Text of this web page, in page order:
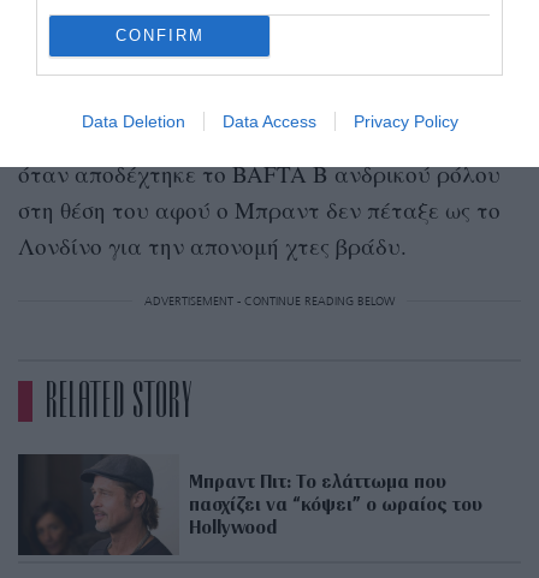
CONFIRM
Data Deletion Data Access Privacy Policy
3. “Γεια σου Βρετανία! Άκουσα πως μόλις έγινες
single, καλωσήρθες στο κλαμπ”. Αυτό έγραφε
έδωσε στη Μάργκο Ρόμπι η οποία και το διάβασε
όταν αποδέχτηκε το BAFTA B ανδρικού ρόλου
στη θέση του αφού ο Μπραντ δεν πέταξε ως το
Λονδίνο για την απονομή χτες βράδυ.
ADVERTISEMENT - CONTINUE READING BELOW
RELATED STORY
Mπραντ Πιτ: Το ελάττωμα που
πασχίζει να “κόψει” ο ωραίος του
Hollywood